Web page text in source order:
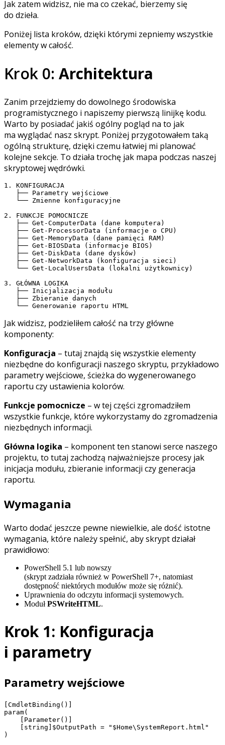
Jak zatem widzisz, nie ma co czekać, bierzemy się
do dzieła.
Poniżej lista kroków, dzięki którymi zepniemy wszystkie
elementy w całość.
Krok 0: Architektura
Zanim przejdziemy do dowolnego środowiska
programistycznego i napiszemy pierwszą linijkę kodu.
Warto by posiadać jakiś ogólny pogląd na to jak
ma wyglądać nasz skrypt. Poniżej przygotowałem taką
ogólną strukturę, dzięki czemu łatwiej mi planować
kolejne sekcje. To działa trochę jak mapa podczas naszej
skryptowej wędrówki.
1. KONFIGURACJA
   ├── Parametry wejściowe
   └── Zmienne konfiguracyjne
2. FUNKCJE POMOCNICZE
   ├── Get-ComputerData (dane komputera)
   ├── Get-ProcessorData (informacje o CPU)
   ├── Get-MemoryData (dane pamięci RAM)
   ├── Get-BIOSData (informacje BIOS)
   ├── Get-DiskData (dane dysków)
   ├── Get-NetworkData (konfiguracja sieci)
   └── Get-LocalUsersData (lokalni użytkownicy)
3. GŁÓWNA LOGIKA
   ├── Inicjalizacja modułu
   ├── Zbieranie danych
   └── Generowanie raportu HTML
Jak widzisz, podzieliłem całość na trzy główne
komponenty:
Konfiguracja – tutaj znajdą się wszystkie elementy
niezbędne do konfiguracji naszego skryptu, przykładowo
parametry wejściowe, ścieżka do wygenerowanego
raportu czy ustawienia kolorów.
Funkcje pomocnicze – w tej części zgromadziłem
wszystkie funkcje, które wykorzystamy do zgromadzenia
niezbędnych informacji.
Główna logika – komponent ten stanowi serce naszego
projektu, to tutaj zachodzą najważniejsze procesy jak
inicjacja modułu, zbieranie informacji czy generacja
raportu.
Wymagania
Warto dodać jeszcze pewne niewielkie, ale dość istotne
wymagania, które należy spełnić, aby skrypt działał
prawidłowo:
PowerShell 5.1 lub nowszy
(skrypt zadziała również w PowerShell 7+, natomiast
dostępność niektórych modułów może się różnić).
Uprawnienia do odczytu informacji systemowych.
ModułPSWriteHTML.
Krok 1: Konfiguracja
i parametry
Parametry wejściowe
[CmdletBinding()]
param(
    [Parameter()]
    [string]$OutputPath = "$Home\SystemReport.html"
)